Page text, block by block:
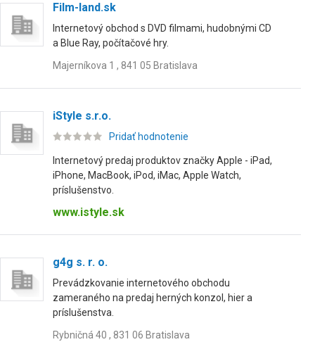
Film-land.sk
Internetový obchod s DVD filmami, hudobnými CD
a Blue Ray, počítačové hry.
Majerníkova 1 , 841 05 Bratislava
iStyle s.r.o.
Pridať hodnotenie
Internetový predaj produktov značky Apple - iPad,
iPhone, MacBook, iPod, iMac, Apple Watch,
príslušenstvo.
www.istyle.sk
g4g s. r. o.
Prevádzkovanie internetového obchodu
zameraného na predaj herných konzol, hier a
príslušenstva.
Rybničná 40 , 831 06 Bratislava